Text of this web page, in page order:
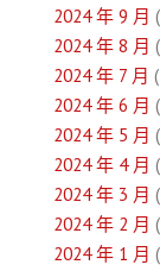
2024 年 9 月
2024 年 8 月
2024 年 7 月
2024 年 6 月
2024 年 5 月
2024 年 4 月
2024 年 3 月
2024 年 2 月
2024 年 1 月